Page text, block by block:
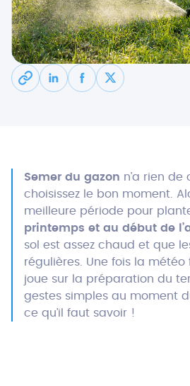
Semer du gazon n’a rien de
choisissez le bon moment.
meilleure période pour
printemps et au début de
sol est assez chaud et que
régulières. Une fois la
joue sur la préparation du
gestes simples au moment
ce qu’il faut savoir !